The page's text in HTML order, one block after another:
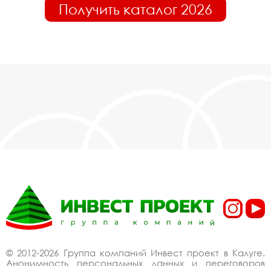
Получить каталог 2026
© 2012-2026 Группа компаний Инвест проект в Калуге.
Анонимность персональных данных и переговоров